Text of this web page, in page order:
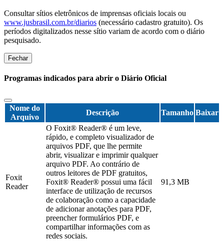
Consultar sítios eletrônicos de imprensas oficiais locais ou
www.jusbrasil.com.br/diarios (necessário cadastro gratuito). Os
períodos digitalizados nesse sítio variam de acordo com o diário
pesquisado.
Fechar
Programas indicados para abrir o Diário Oficial
Nome do
Arquivo
Descrição Tamanho Baixar
Foxit
Reader
O Foxit® Reader® é um leve,
rápido, e completo visualizador de
arquivos PDF, que lhe permite
abrir, visualizar e imprimir qualquer
arquivo PDF. Ao contrário de
outros leitores de PDF gratuitos,
Foxit® Reader® possui uma fácil
interface de utilização de recursos
de colaboração como a capacidade
de adicionar anotações para PDF,
preencher formulários PDF, e
compartilhar informações com as
redes sociais.
91,3 MB